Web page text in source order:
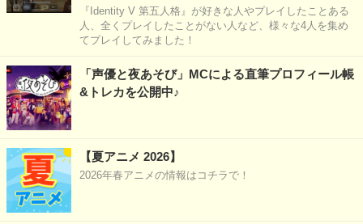
『Identity V 第五人格』が好きな人やプレイしたことある
人、全くプレイしたことがない人など、様々な4人を集め
てプレイしてみました！
「声優と夜あそび」MCによる直筆プロフィール帳
&トレカを公開中♪
【夏アニメ 2026】
2026年春アニメの情報はコチラで！